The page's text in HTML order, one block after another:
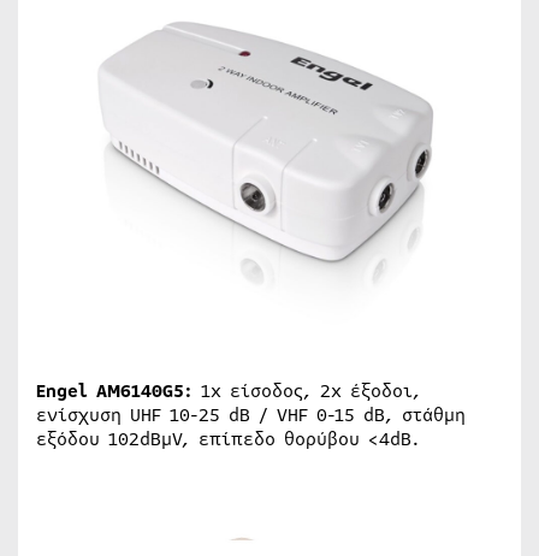
Engel AM6140G5: 1x είσοδος, 2x έξοδοι,
ενίσχυση UHF 10-25 dB / VHF 0-15 dB, στάθμη
εξόδου 102dBμV, επίπεδο θορύβου <4dB.